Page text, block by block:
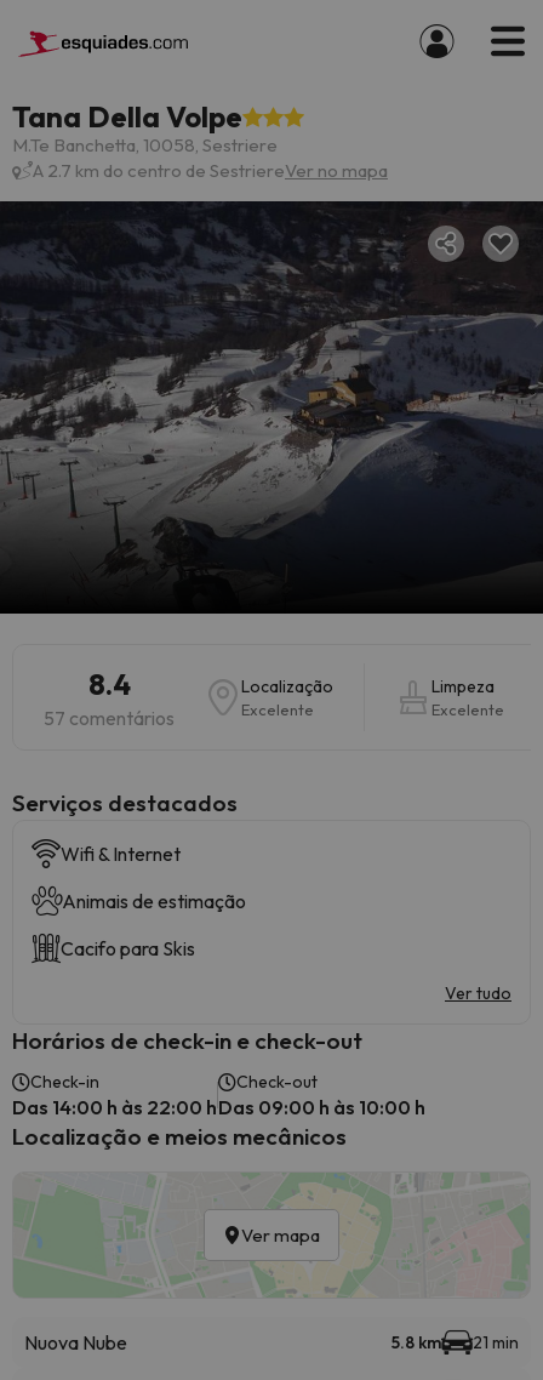
Tana Della Volpe
M.Te Banchetta, 10058, Sestriere
A 2.7 km do centro de SestriereVer no mapa
8.4
57 comentários
Localização
Excelente
Limpeza
Excelente
Serviços destacados
Wifi & Internet
Animais de estimação
Cacifo para Skis
Ver tudo
Horários de check-in e check-out
Check-in
Das 14:00 h às 22:00 h
Check-out
Das 09:00 h às 10:00 h
Localização e meios mecânicos
Ver mapa
Nuova Nube 5.8 km 21 min